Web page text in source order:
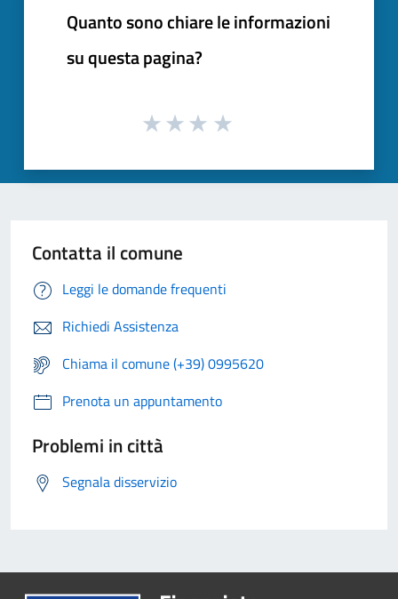
Quanto sono chiare le informazioni
su questa pagina?
Contatta il comune
Leggi le domande frequenti
Richiedi Assistenza
Chiama il comune (+39) 0995620
Prenota un appuntamento
Problemi in città
Segnala disservizio